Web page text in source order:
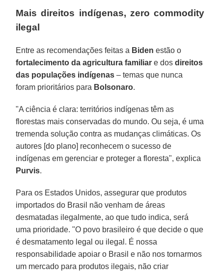
Mais direitos indígenas, zero commodity
ilegal
Entre as recomendações feitas a Biden estão o
fortalecimento da agricultura familiar e dosdireitos
das populações indígenas – temas que nunca
foram prioritários para Bolsonaro.
"A ciência é clara: territórios indígenas têm as
florestas mais conservadas do mundo. Ou seja, é uma
tremenda solução contra as mudanças climáticas. Os
autores [do plano] reconhecem o sucesso de
indígenas em gerenciar e proteger a floresta", explica
Purvis.
Para os Estados Unidos, assegurar que produtos
importados do Brasil não venham de áreas
desmatadas ilegalmente, ao que tudo indica, será
uma prioridade. "O povo brasileiro é que decide o que
é desmatamento legal ou ilegal. É nossa
responsabilidade apoiar o Brasil e não nos tornarmos
um mercado para produtos ilegais, não criar